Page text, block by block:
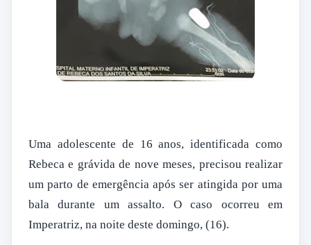
Uma adolescente de 16 anos, identificada como
Rebeca e grávida de nove meses, precisou realizar
um parto de emergência após ser atingida por uma
bala durante um assalto. O caso ocorreu em
Imperatriz, na noite deste domingo, (16).